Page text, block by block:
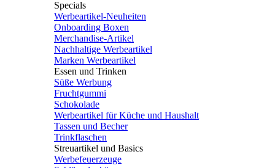
Specials
Werbeartikel-Neuheiten
Onboarding Boxen
Merchandise-Artikel
Nachhaltige Werbeartikel
Marken Werbeartikel
Essen und Trinken
Süße Werbung
Fruchtgummi
Schokolade
Werbeartikel für Küche und Haushalt
Tassen und Becher
Trinkflaschen
Streuartikel und Basics
Werbefeuerzeuge